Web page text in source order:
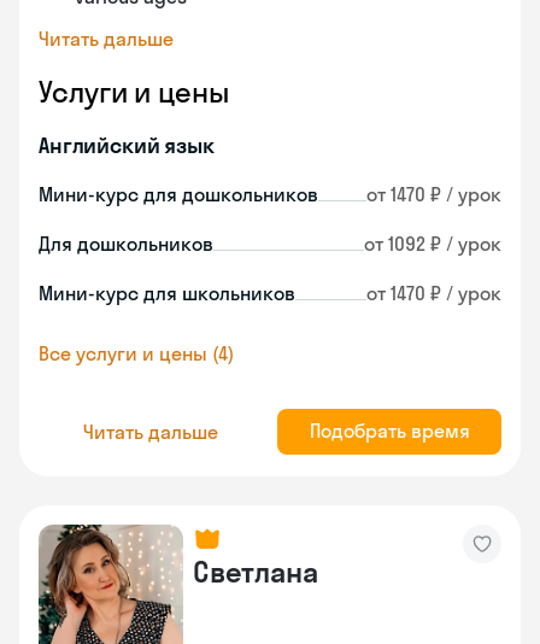
Читать дальше
Услуги и цены
Английский язык
Мини-курс для дошкольников от 1470 ₽ / урок
Для дошкольников от 1092 ₽ / урок
Мини-курс для школьников от 1470 ₽ / урок
Все услуги и цены (4)
Читать дальше Подобрать время
Светлана